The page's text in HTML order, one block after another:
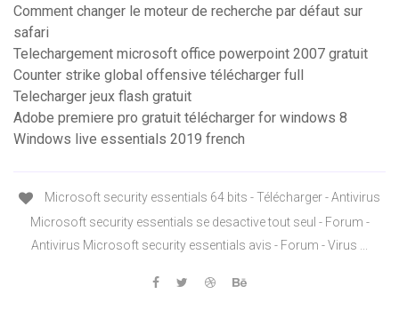
Comment changer le moteur de recherche par défaut sur
safari
Telechargement microsoft office powerpoint 2007 gratuit
Counter strike global offensive télécharger full
Telecharger jeux flash gratuit
Adobe premiere pro gratuit télécharger for windows 8
Windows live essentials 2019 french
Microsoft security essentials 64 bits - Télécharger - Antivirus
Microsoft security essentials se desactive tout seul - Forum -
Antivirus Microsoft security essentials avis - Forum - Virus ...